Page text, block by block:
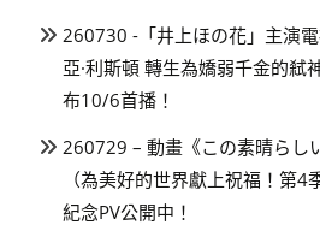
260730 -「井上ほの花」主演
亞·利斯頓 轉生為嬌弱千金的弒
布10/6首播！
260729 – 動畫《この素晴らし
（為美好的世界獻上祝福！第4
紀念PV公開中！